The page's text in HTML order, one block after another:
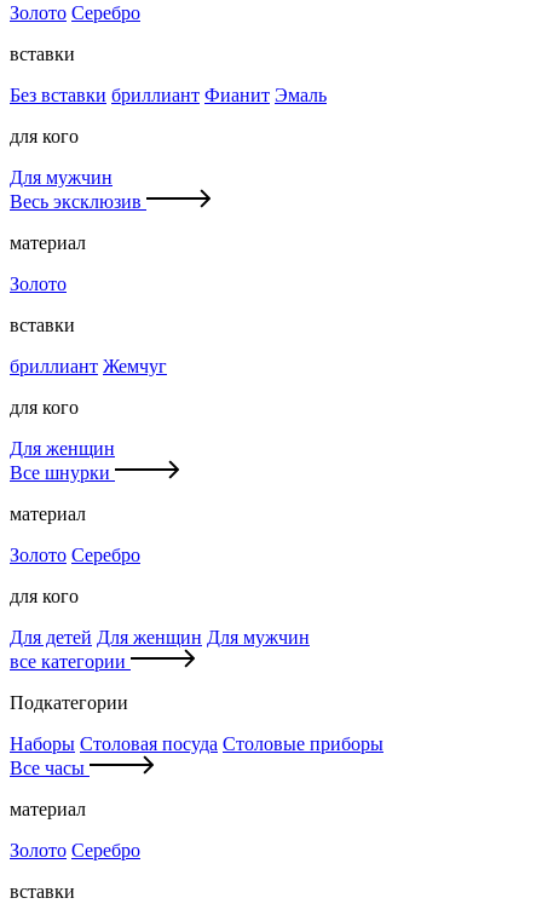
Золото Серебро
вставки
Без вставки бриллиант Фианит Эмаль
для кого
Для мужчин
Весь эксклюзив
материал
Золото
вставки
бриллиант Жемчуг
для кого
Для женщин
Все шнурки
материал
Золото Серебро
для кого
Для детей Для женщин Для мужчин
все категории
Подкатегории
Наборы Столовая посуда Столовые приборы
Все часы
материал
Золото Серебро
вставки